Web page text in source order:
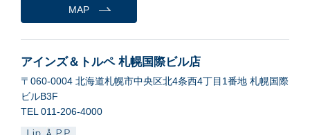
MAP
アインズ＆トルペ 札幌国際ビル店
〒060-0004 北海道札幌市中央区北4条西4丁目1番地 札幌国際
ビルB3F
TEL 011-206-4000